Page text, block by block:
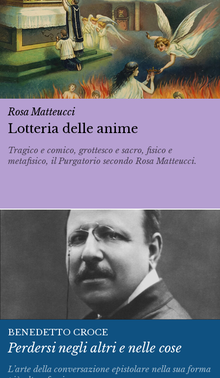
Rosa Matteucci
Lotteria delle anime
Tragico e comico, grottesco e sacro, fisico e
metafisico, il Purgatorio secondo Rosa Matteucci.
BENEDETTO CROCE
Perdersi negli altri e nelle cose
L’arte della conversazione epistolare nella sua forma